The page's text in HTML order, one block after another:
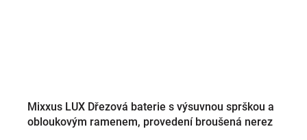
Mixxus LUX Dřezová baterie s výsuvnou sprškou a
obloukovým ramenem, provedení broušená nerez